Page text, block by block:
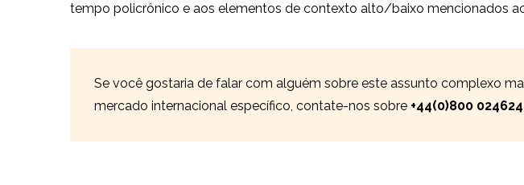
tempo policrônico e aos elementos de contexto alto/baixo mencionados
Se você gostaria de falar com alguém sobre este assunto complexo
mercado internacional específico, contate-nos sobre +44(0)800 024624